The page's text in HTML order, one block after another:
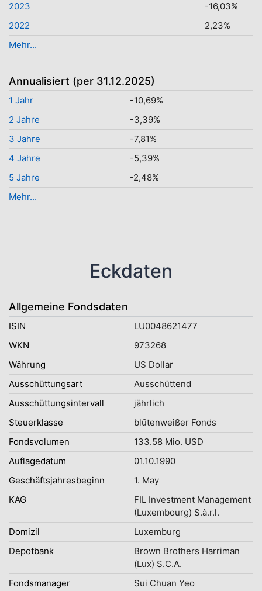
2023
-16,03%
2022
2,23%
Mehr...
Annualisiert (per 31.12.2025)
1 Jahr
-10,69%
2 Jahre
-3,39%
3 Jahre
-7,81%
4 Jahre
-5,39%
5 Jahre
-2,48%
Mehr...
Eckdaten
Allgemeine Fondsdaten
ISIN
LU0048621477
WKN
973268
Währung
US Dollar
Ausschüttungsart
Ausschüttend
Ausschüttungsintervall
jährlich
Steuerklasse
blütenweißer Fonds
Fondsvolumen
133.58 Mio. USD
Auflagedatum
01.10.1990
Geschäftsjahresbeginn
1. May
KAG
FIL Investment Management
(Luxembourg) S.à.r.l.
Domizil
Luxemburg
Depotbank
Brown Brothers Harriman
(Lux) S.C.A.
Fondsmanager
Sui Chuan Yeo